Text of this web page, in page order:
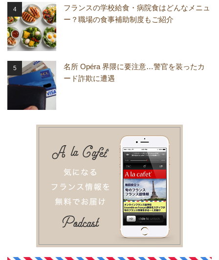
フランスの学校給食・病院食はどんなメニュ
ー？職場の食事補助制度もご紹介
名所 Opéra 界隈に要注意…警官を装ったカ
ード詐欺に遭遇